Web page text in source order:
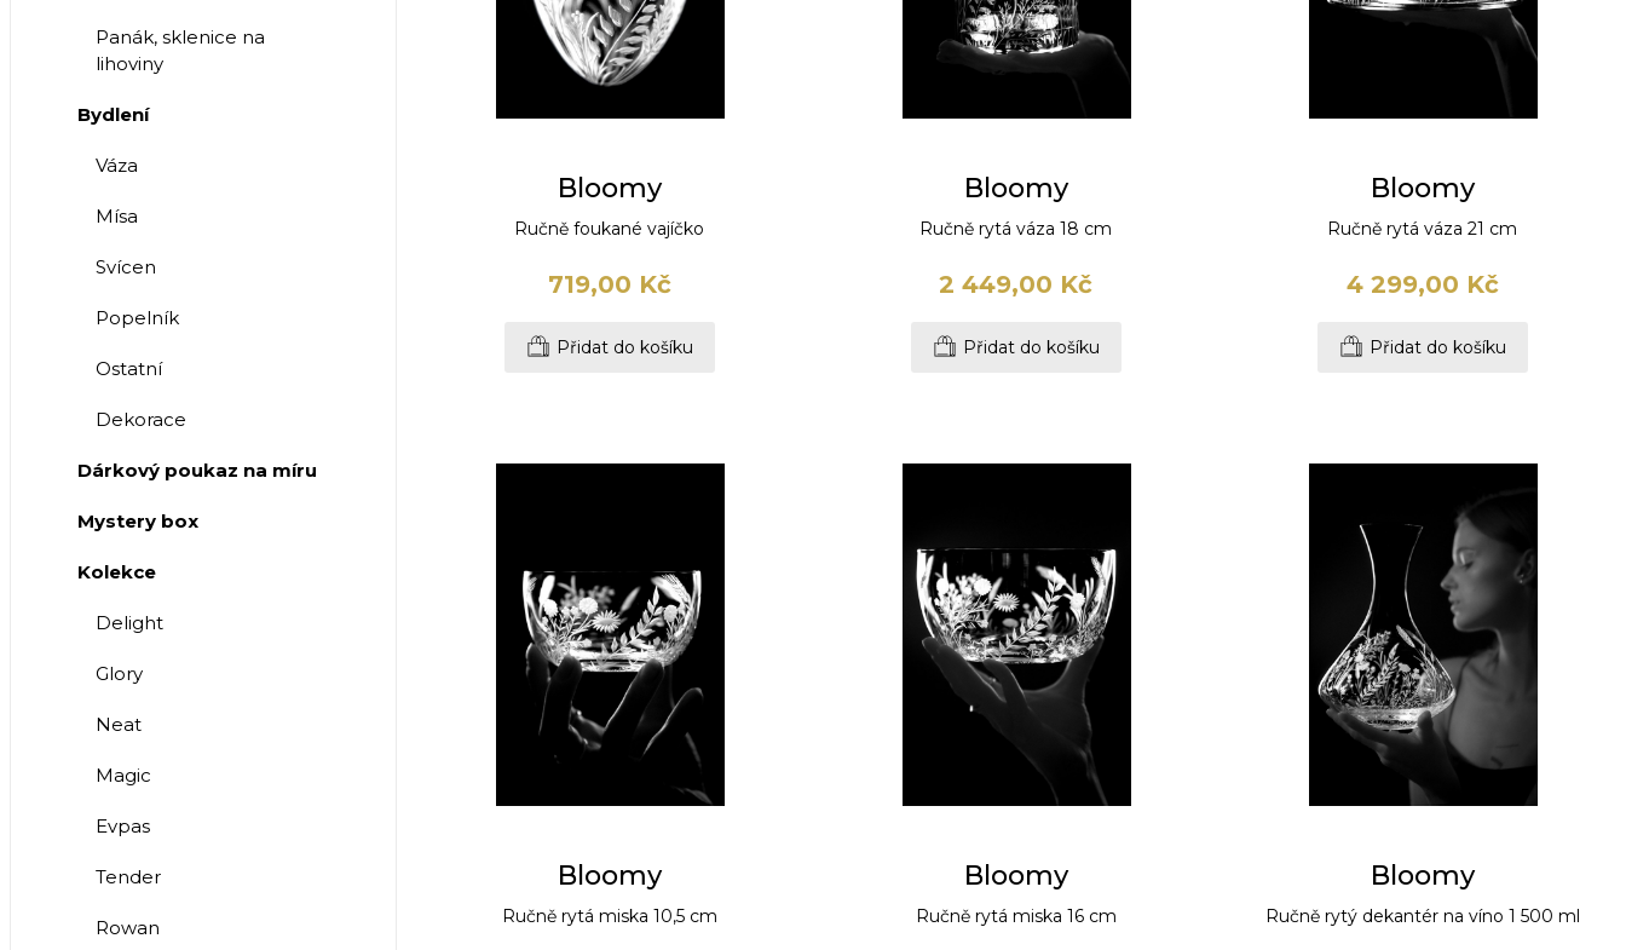
Bloomy
Ručně foukané vajíčko
719,00 Kč
Přidat do košíku
Bloomy
Ručně rytá váza 18 cm
2 449,00 Kč
Přidat do košíku
Bloomy
Ručně rytá váza 21 cm
4 299,00 Kč
Přidat do košíku
Bloomy
Ručně rytá miska 10,5 cm
Bloomy
Ručně rytá miska 16 cm
Bloomy
Ručně rytý dekantér na víno 1 500 ml
Panák, sklenice na
lihoviny
Bydlení
Váza
Mísa
Svícen
Popelník
Ostatní
Dekorace
Dárkový poukaz na míru
Mystery box
Kolekce
Delight
Glory
Neat
Magic
Evpas
Tender
Rowan